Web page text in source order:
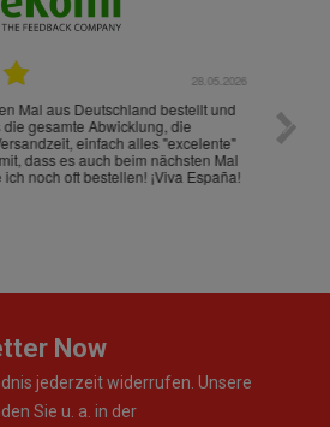
28.05.2026
Mal aus Deutschland bestellt und
gesamte Abwicklung, die
einfach alles "excelente"
dass es auch beim nächsten Mal
noch oft bestellen! ¡Viva España!
Die
gut
ist
Now
jederzeit widerrufen. Unsere
Sie u. a. in der